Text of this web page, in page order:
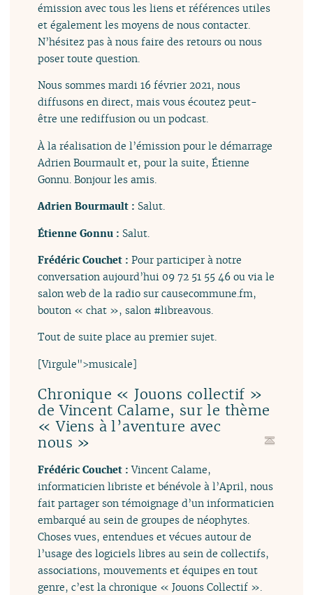
émission avec tous les liens et références utiles
et également les moyens de nous contacter.
N’hésitez pas à nous faire des retours ou nous
poser toute question.
Nous sommes mardi 16 février 2021, nous
diffusons en direct, mais vous écoutez peut-
être une rediffusion ou un podcast.
À la réalisation de l’émission pour le démarrage
Adrien Bourmault et, pour la suite, Étienne
Gonnu. Bonjour les amis.
Adrien Bourmault : Salut.
Étienne Gonnu : Salut.
Frédéric Couchet :Pour participer à notre
conversation aujourd’hui 09 72 51 55 46 ou via le
salon web de la radio sur causecommune.fm,
bouton « chat », salon #libreavous.
Tout de suite place au premier sujet.
[Virgule">musicale]
Chronique « Jouons collectif »
de Vincent Calame, sur le thème
« Viens à l’aventure avec
nous »
Frédéric Couchet :Vincent Calame,
informaticien libriste et bénévole à l’April, nous
fait partager son témoignage d’un informaticien
embarqué au sein de groupes de néophytes.
Choses vues, entendues et vécues autour de
l’usage des logiciels libres au sein de collectifs,
associations, mouvements et équipes en tout
genre, c’est la chronique « Jouons Collectif ».